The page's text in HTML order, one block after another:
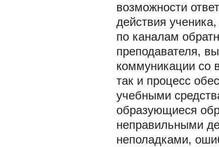
возможности
действия
по каналам
преподавателя,
коммуникации со
так и процесс
учебными
образующиеся
неправильными
неполадками,